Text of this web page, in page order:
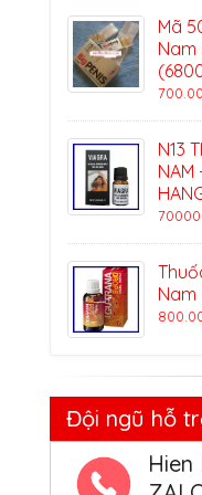
Mã
Nam
N13
NAM
Nam
Đội ngũ hỗ
Hien